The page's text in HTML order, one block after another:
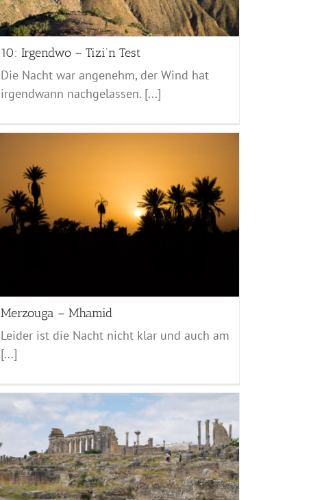
10: Irgendwo – Tizi’n Test
Die Nacht war angenehm, der Wind hat
irgendwann nachgelassen. [...]
Merzouga – Mhamid
Leider ist die Nacht nicht klar und auch am
[...]